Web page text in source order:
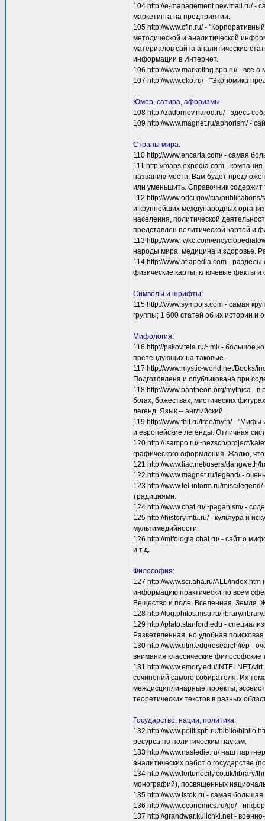
104 http://e-management.newmail.ru/ -
маркетинга на предприятии.
105 http://www.cfin.ru/ -
методической и аналитической
материалов сайта аналитические
информации в Интернет.
106 http://www.marketing.spb.ru/ - все о
107 http://www.eko.ru/ - "Экономика
Юмор, сатира, афоризмы:
108 http://zadornov.narod.ru/ - здесь
109 http://www.magnet.ru/aphorism/ -
Страны мира:
110 http://www.encarta.com/ - самая
111 http://maps.expedia.com - компания
названию места, Вам будет
или уменьшить. Справочник
112 http://www.odci.gov/cia/
и крупнейших международных
населения, политической
представлен политической картой и
113 http://www.fwkc.com/
народы мира, медицина и здоровье.
114 http://www.atlapedia.com -
физические карты, ключевые факты и
Символы и шрифты:
115 http://www.symbols.com - самая
группы; 1 600 статей об их истории и
Мифология:
116 http://pskov.teia.ru/~ml/ - большое
претендующих на таковые.
117 http://www.mystic-world.net/Books/
Подготовлена и опубликована при
118 http://www.pantheon.org/mythica -
богах, божествах, мистических
легенд. Язык -- английский.
119 http://www.fbit.ru/free/myth/ - "Мифы
и европейские легенды. Отличная
120 http://.sampo.ru/~nezsch/project/
графического оформления. Жалко,
121 http://www.tiac.net/users/dangweth/
122 http://www.magnet.ru/legend/ -
123 http://www.tel-inform.ru/misc/
традициями.
124 http://www.chat.ru/~paganism/ -
125 http://history.mtu.ru/ - культура и
мультимедийности.
126 http://mifologia.chat.ru/ - сайт о
и т.д.
Философия:
127 http://www.sci.aha.ru/ALL/index.htm
информацию практически по всем
Вещество и поле. Вселенная. Земля.
128 http://log.philos.msu.ru/library/
129 http://plato.stanford.edu -
Разветвленная, но удобная
130 http://www.utm.edu/research/iep -
внимания классические
131 http://www.emory.edu/INTELNET/
сочинений самого собирателя. Их
междисциплинарные проекты,
теоретических текстов в разных
Государство, нации, политика:
132 http://www.polit.spb.ru/biblio/
ресурса по политическим наукам.
133 http://www.nasledie.ru/ наш
аналитических работ о государстве
134 http://www.fortunecity.co.uk/library/
монографий), посвященных
135 http://www.istok.ru - самая большая
136 http://www.economics.ru/gd/ -
137 http://grandwar.kulichki.net -